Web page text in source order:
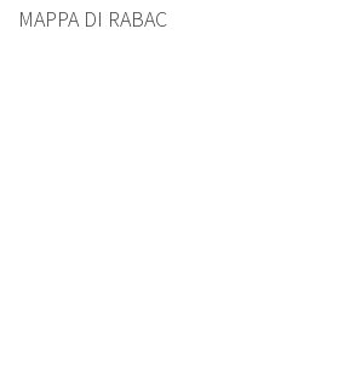
MAPPA DI RABAC